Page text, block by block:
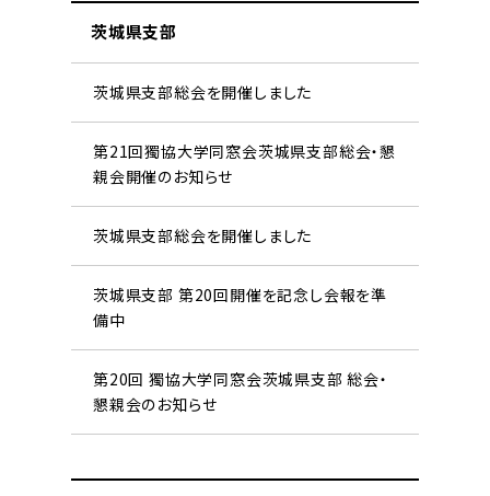
茨城県支部
茨城県支部総会を開催しました
第21回獨協大学同窓会茨城県支部総会・懇
親会開催のお知らせ
茨城県支部総会を開催しました
茨城県支部 第20回開催を記念し会報を準
備中
第20回 獨協大学同窓会茨城県支部 総会・
懇親会のお知らせ